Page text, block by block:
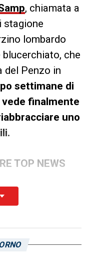
, chiamata a
stagione
lombardo
blucerchiato, che
del Penzo in
settimane di
vede finalmente
uno
TOP NEWS